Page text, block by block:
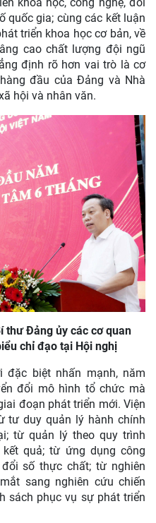
khoa học, công nghệ, đổi
quốc gia; cùng các kết luận
triển khoa học cơ bản, về
cao chất lượng đội ngũ
định rõ hơn vai trò là cơ
đầu của Đảng và Nhà
hội và nhân văn.
thư Đảng ủy các cơ quan
chỉ đạo tại Hội nghị
đặc biệt nhấn mạnh, năm
đổi mô hình tổ chức mà
đoạn phát triển mới. Viện
tư duy quản lý hành chính
từ quản lý theo quy trình
quả; từ ứng dụng công
số thực chất; từ nghiên
sang nghiên cứu chiến
sách phục vụ sự phát triển